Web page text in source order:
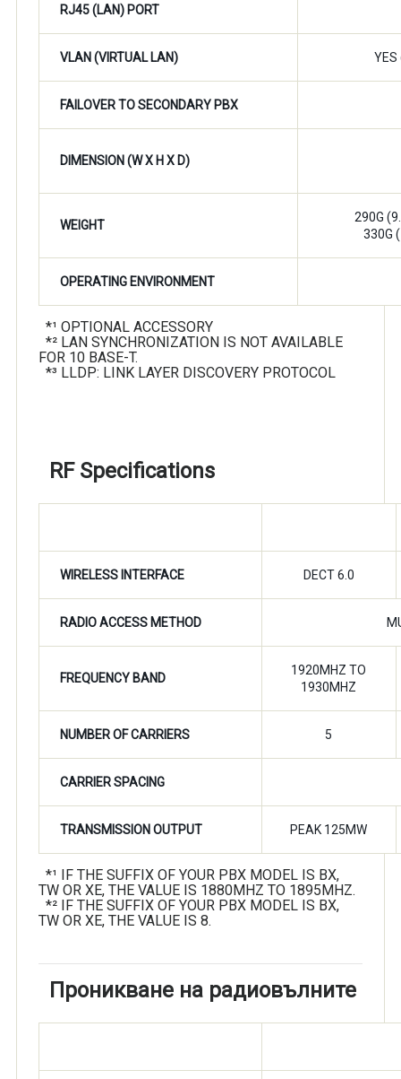
RJ45 (LAN) PORT
VLAN (VIRTUAL LAN) YES
FAILOVER TO SECONDARY PBX
DIMENSION (W X H X D)
WEIGHT
290G
330G
OPERATING ENVIRONMENT
*¹ OPTIONAL ACCESSORY
*² LAN SYNCHRONIZATION IS NOT AVAILABLE
FOR 10 BASE-T.
*³ LLDP: LINK LAYER DISCOVERY PROTOCOL
RF Specifications
WIRELESS INTERFACE DECT 6.0
RADIO ACCESS METHOD
FREQUENCY BAND
1920MHZ TO
1930MHZ
NUMBER OF CARRIERS 5
CARRIER SPACING
TRANSMISSION OUTPUT PEAK 125MW
*¹ IF THE SUFFIX OF YOUR PBX MODEL IS BX,
TW OR XE, THE VALUE IS 1880MHZ TO 1895MHZ.
*² IF THE SUFFIX OF YOUR PBX MODEL IS BX,
TW OR XE, THE VALUE IS 8.
Проникване на радиовълните